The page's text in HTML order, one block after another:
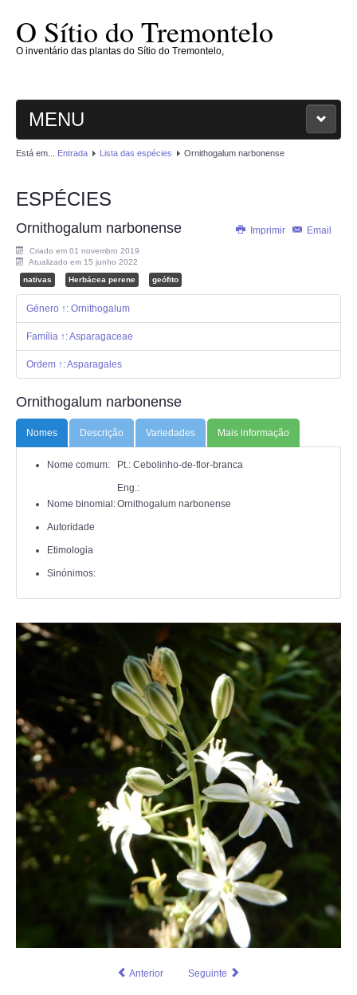
O Sítio do Tremontelo
O inventário das plantas do Sítio do Tremontelo,
MENU
ENTRADA
O SÍTIO
PLANTAE
MAGNOLIOPHYTAE
FUNGI
ANIMALIA
PROCESSOS
VISITAS
ACERCA DE
Está em... Entrada Lista das espécies Ornithogalum narbonense
ESPÉCIES
Imprimir Email
Ornithogalum narbonense
Criado em 01 novembro 2019
Atualizado em 15 junho 2022
nativas
Herbácea perene geófito
Género ↑: Ornithogalum
Família ↑: Asparagaceae
Ordem ↑: Asparagales
Ornithogalum narbonense
Nomes Descrição Variedades Mais informação
Nome comum: Pt.: Cebolinho-de-flor-branca
Eng.:
Nome binomial:Ornithogalum narbonense
Autoridade
Etimologia
Sinónimos:
Anterior Seguinte